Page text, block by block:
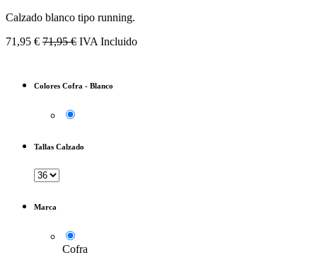
Calzado blanco tipo running.
71,95 € 71,95€ IVA Incluido
Colores Cofra - Blanco
Tallas Calzado
Marca
Cofra